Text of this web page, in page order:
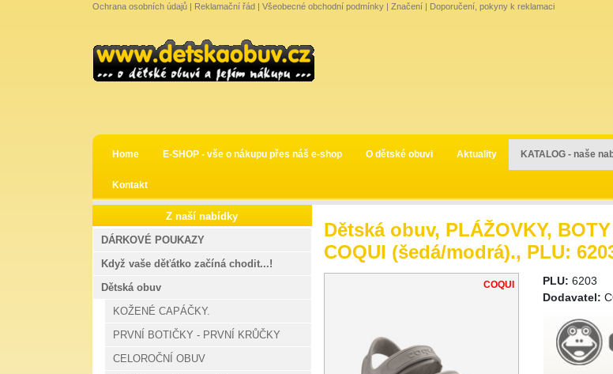
Ochrana osobních údajů | Reklamační řád | Všeobecné obchodní podmínky | Značení | Doporučení, pokyny k reklamaci
Home E-SHOP - vše o nákupu přes náš e-shop O dětské obuvi Aktuality KATALOG - naše
Kontakt
Dětská obuv, PLÁŽOVKY,
COQUI (šedá/modrá)., PLU:
COQUI PLU: 6203
Dodavatel:
Z naší nabídky
DÁRKOVÉ POUKAZY
Když vaše děťátko začíná chodit...!
Dětská obuv
KOŽENÉ CAPÁČKY.
PRVNÍ BOTIČKY - PRVNÍ KRŮČKY
CELOROČNÍ OBUV